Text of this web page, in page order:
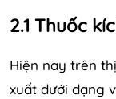
2.1 Thuốc
Hiện nay trên
xuất dưới dạng